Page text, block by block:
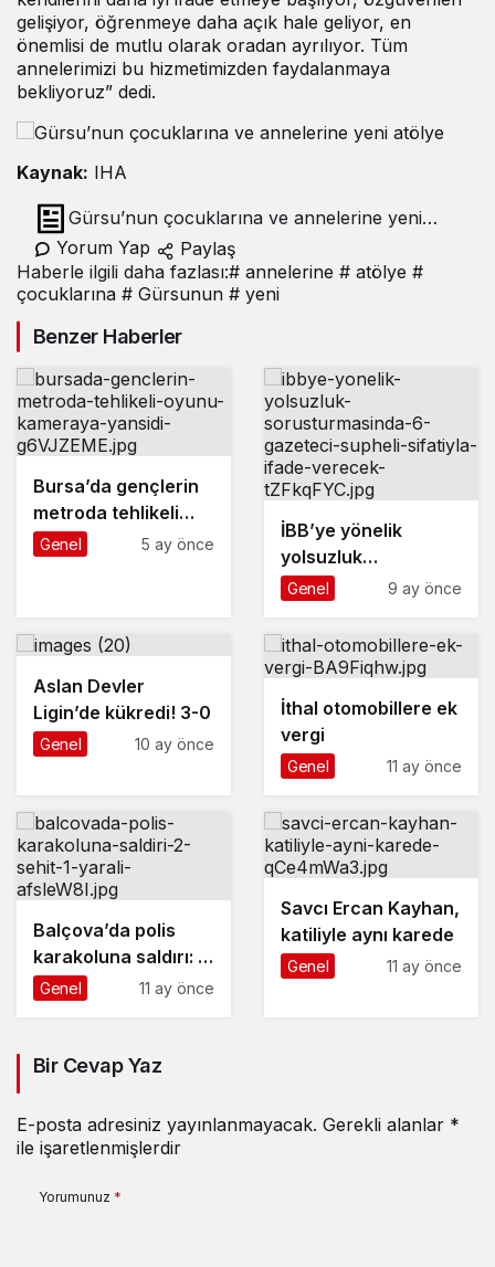
gelişiyor, öğrenmeye daha açık hale geliyor, en
önemlisi de mutlu olarak oradan ayrılıyor. Tüm
annelerimizi bu hizmetimizden faydalanmaya
bekliyoruz” dedi.
Kaynak: IHA
Gürsu’nun çocuklarına ve annelerine yeni
atölye
Yorum Yap
Paylaş
Haberle ilgili daha fazlası:# annelerine # atölye #
çocuklarına # Gürsunun # yeni
Benzer Haberler
Bursa’da gençlerin
metroda tehlikeli
oyunu kameraya
Genel 5 ay önce
İBB’ye yönelik
yolsuzluk
soruşturmasında 6
sıfatıyla ifade
verecek
Genel 9 ay önce
Aslan Devler
Ligin’de kükredi! 3-0
Genel 10 ay önce
İthal otomobillere ek
vergi
Genel 11 ay önce
Balçova’da polis
karakoluna saldırı: 2
şehit, 1 yaralı
Genel 11 ay önce
Savcı Ercan Kayhan,
katiliyle aynı karede
Genel 11 ay önce
Bir Cevap Yaz
E-posta adresiniz yayınlanmayacak. Gerekli alanlar *
ile işaretlenmişlerdir
Yorumunuz *